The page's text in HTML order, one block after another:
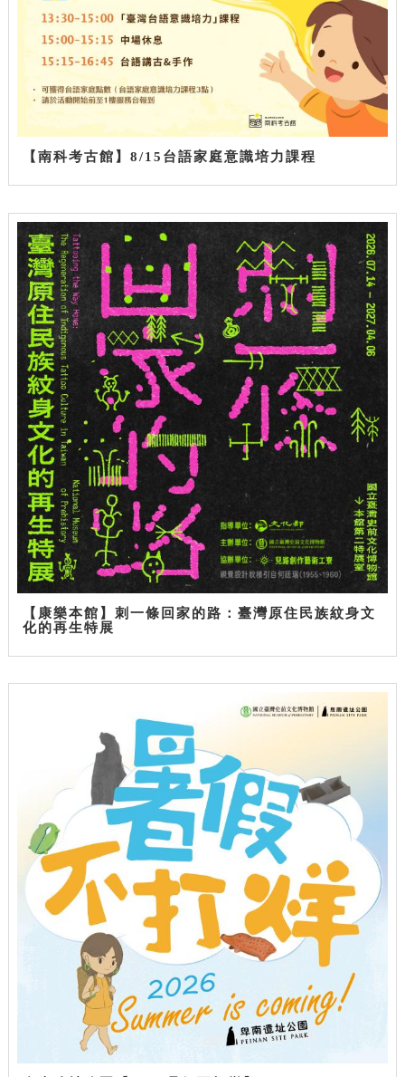
【南科考古館】8/15台語家庭意識培力課程
【康樂本館】刺一條回家的路：臺灣原住民族紋身文
化的再生特展